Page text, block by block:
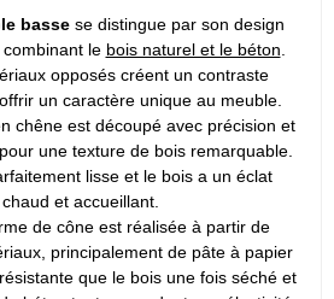
basse se distingue par son design
le bois naturel et le béton
opposés créent un contraste
un caractère unique au meuble.
chêne est découpé avec précision et
une texture de bois remarquable.
lisse et le bois a un éclat
chaud et accueillant.
de cône est réalisée à partir de
principalement de pâte à papier
que le bois une fois séché et